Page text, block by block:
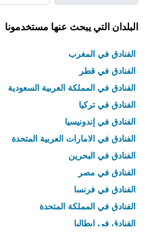
البلدان التي يبحث عنها مستخدمونا
الفنادق في المغرب
الفنادق في قطر
الفنادق في المملكة العربية السعودية
الفنادق في تركيا
الفنادق في إندونيسيا
الفنادق في الامارات العربية المتحدة
الفنادق في البحرين
الفنادق في مصر
الفنادق في فرنسا
الفنادق في المملكة المتحدة
الفنادق في إيطاليا